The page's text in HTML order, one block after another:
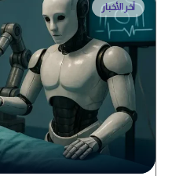
آخر الأخبار